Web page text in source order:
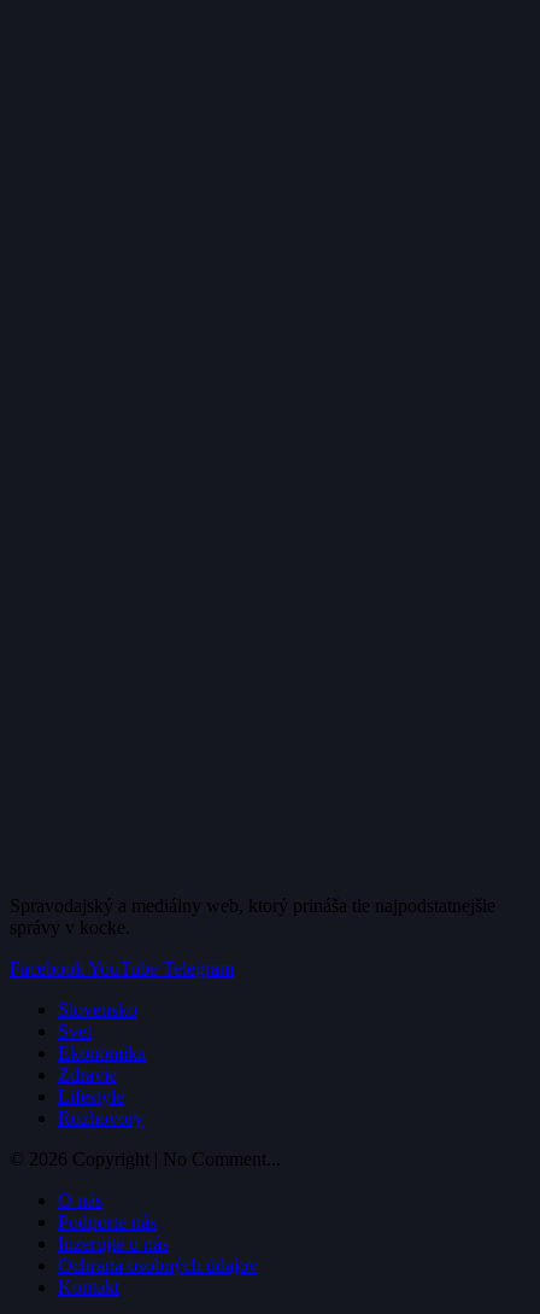
Spravodajský a mediálny web, ktorý prináša tie najpodstatnejšie
správy v kocke.
FacebookYouTube Telegram
Slovensko
Svet
Ekonomika
Zdravie
Lifestyle
Rozhovory
© 2026 Copyright | No Comment...
O nás
Podporte nás
Inzerujte u nás
Ochrana osobných údajov
Kontakt